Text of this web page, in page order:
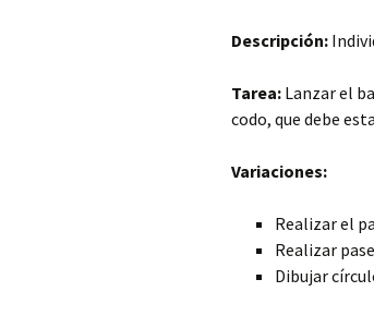
Descripción:
Tarea: Lanzar el
codo, que debe
Variaciones:
Realizar el
Realizar
Dibujar